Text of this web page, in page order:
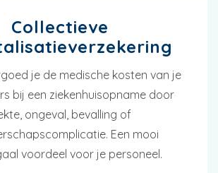
Collectieve
je de medische kosten van je
bij een ziekenhuisopname door
ongeval, bevalling of
Een mooi
voordeel voor je personeel.